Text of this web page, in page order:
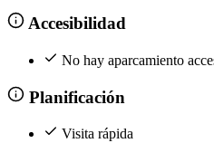
Accesibilidad
No hay aparcamiento
Planificación
Visita rápida